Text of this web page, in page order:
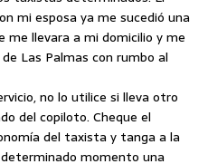
mi esposa ya me sucedió una
me llevara a mi domicilio y me
Las Palmas con rumbo al
no lo utilice si lleva otro
del copiloto. Cheque el
del taxista y tanga a la
momento una